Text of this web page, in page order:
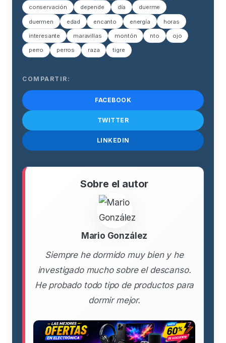
conservación depende día duerme
duermen edad encanto energía horas
interesante maravillas montón nto ojo
perro perros raza tigre
COMPARTIR:
FACEBOOK
TWITTER
LINKEDIN
Sobre el autor
Mario González
Siempre he dormido muy bien y he
investigado mucho sobre el descanso.
He probado todo tipo de productos para
dormir mejor.